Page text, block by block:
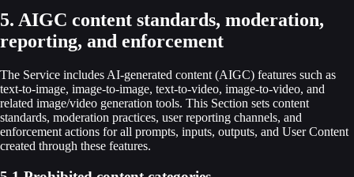
5. AIGC content standards, moderation,
reporting, and enforcement
The Service includes AI-generated content (AIGC) features such as
text-to-image, image-to-image, text-to-video, image-to-video, and
related image/video generation tools. This Section sets content
standards, moderation practices, user reporting channels, and
enforcement actions for all prompts, inputs, outputs, and User Content
created through these features.